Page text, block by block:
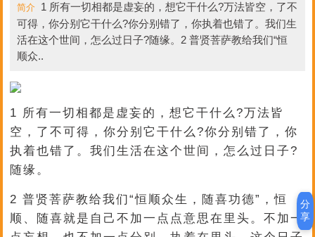
简介 1 所有一切相都是虚妄的，想它干什么?万法皆空，了不
可得，你分别它干什么?你分别错了，你执着也错了。我们生
活在这个世间，怎么过日子?随缘。2 普贤菩萨教给我们“恒
顺众..
1 所有一切相都是虚妄的，想它干什么?万法皆
空，了不可得，你分别它干什么?你分别错了，你
执着也错了。我们生活在这个世间，怎么过日子?
随缘。
2 普贤菩萨教给我们“恒顺众生，随喜功德”，恒
顺、随喜就是自己不加一点点意思在里头。不加一
分
享